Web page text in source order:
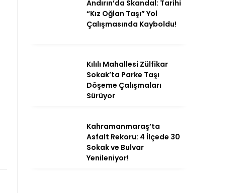
Andırın’da Skandal: Tarihi
“Kız Oğlan Taşı” Yol
Çalışmasında Kayboldu!
Kılılı Mahallesi Zülfikar
Sokak’ta Parke Taşı
Döşeme Çalışmaları
Sürüyor
Kahramanmaraş’ta
Asfalt Rekoru: 4 İlçede 30
Sokak ve Bulvar
Yenileniyor!